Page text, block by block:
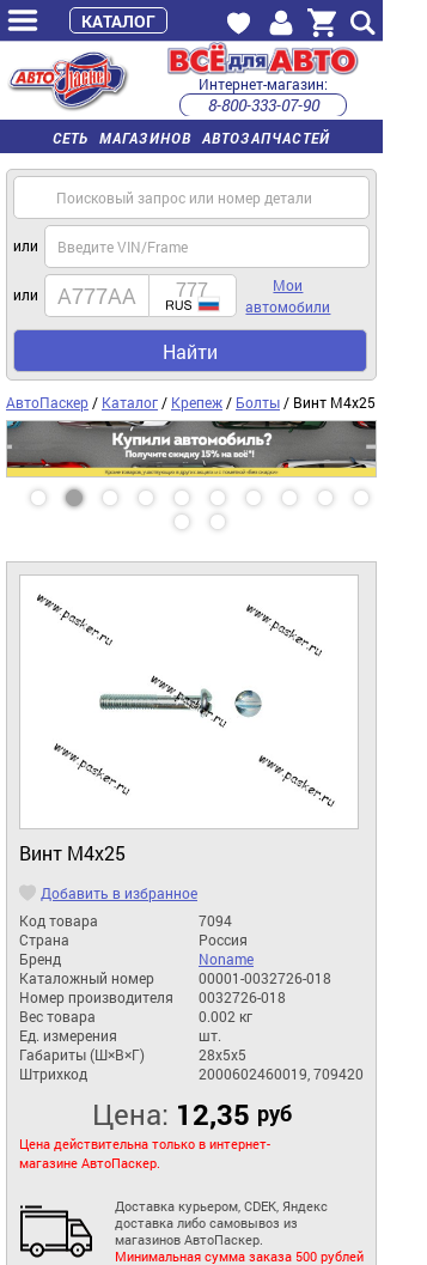
СЕТЬ МАГАЗИНОВ АВТОЗАПЧАСТЕЙ
Интернет-магазин:
8-800-333-07-90
часы работы с 9:00 до 22:00 (пн-пт)
или
или
Мои
автомобили
Найти
АвтоПаскер / Каталог / Крепеж / Болты / Винт М4х25
Винт М4х25
Добавить в избранное
Код товара
7094
Страна
Россия
Бренд
Noname
Каталожный номер
00001-0032726-018
Номер производителя
0032726-018
Вес товара
0.002 кг
Ед. измерения
шт.
Габариты (Ш×В×Г)
28x5x5
Штрихкод
2000602460019, 709420
Цена: 12,35 руб
Цена действительна только в интернет-
магазине АвтоПаскер.
Доставка курьером, CDEK, Яндекс
доставка либо самовывоз из
магазинов АвтоПаскер.
Минимальная сумма заказа 500 рублей
КАТАЛОГ